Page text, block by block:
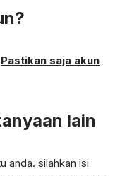
Pastikan saja akun
lain
anda. silahkan isi